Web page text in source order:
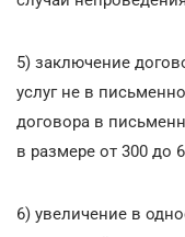
5) заключение
услуг не в
договора в
в размере от 300 до
6) увеличение в